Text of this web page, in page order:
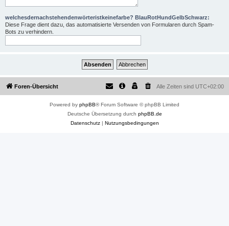
welchesdernachstehendenwörteristkeinefarbe? BlauRotHundGelbSchwarz:
Diese Frage dient dazu, das automatisierte Versenden von Formularen durch Spam-
Bots zu verhindern.
Foren-Übersicht Alle Zeiten sind UTC+02:00
Powered by phpBB® Forum Software © phpBB Limited
Deutsche Übersetzung durch phpBB.de
Datenschutz| Nutzungsbedingungen